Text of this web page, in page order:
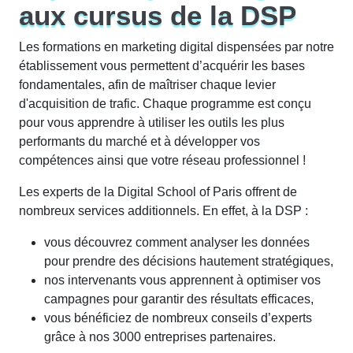
Cursus transverse du digital, le cursus « Chef de projet
Marketing Digital » forme les futurs experts du digital, à
travers un programme pédagogique pluridisciplinaire,
intégrant des compétences en développement
informatique (PHP, HTML, CMS, modélisation UML…),
en webmarketing et stratégies digitales, en gestion de
projet et en management.
Accessible en post-baccalauréat ou aux titulaires d’un
Markeing Digital» est réalisable en alternance, modalité
professionnalisante par excellence, dès la deuxième
professionnalisation avec l’entreprise) ou en cursus dit
en «voie initiale» intégrant des stages obligatoires en
entreprise durant la formation.
Formation de référence du digital, le « Chef de projet
Marketing digital », validé par l’obtention d’une
aux cursus de la DSP
Les formations en marketing digital dispensées par notre
établissement vous permettent d’acquérir les bases
fondamentales, afin de maîtriser chaque levier
d'acquisition de trafic. Chaque programme est conçu
pour vous apprendre à utiliser les outils les plus
performants du marché et à développer vos
compétences ainsi que votre réseau professionnel !
Les experts de la Digital School of Paris offrent de
nombreux services additionnels. En effet, à la DSP :
vous découvrez comment analyser les données
pour prendre des décisions hautement stratégiques,
nos intervenants vous apprennent à optimiser vos
campagnes pour garantir des résultats efficaces,
vous bénéficiez de nombreux conseils d’experts
grâce à nos 3000 entreprises partenaires.